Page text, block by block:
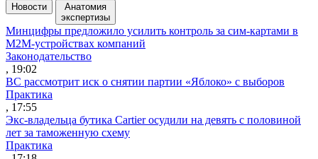
Новости
Анатомия
экспертизы
Минцифры предложило усилить контроль за сим-картами в
M2M-устройствах компаний
Законодательство
, 19:02
ВС рассмотрит иск о снятии партии «Яблоко» с выборов
Практика
, 17:55
Экс-владельца бутика Cartier осудили на девять с половиной
лет за таможенную схему
Практика